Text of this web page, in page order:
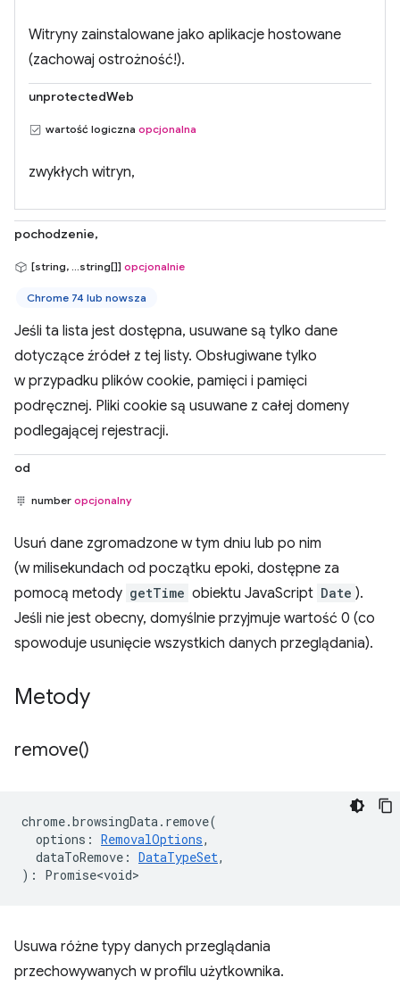
Witryny zainstalowane jako aplikacje hostowane
(zachowaj ostrożność!).
unprotectedWeb
wartość logiczna opcjonalna
zwykłych witryn,
pochodzenie,
[string, ...string[]] opcjonalnie
Chrome 74 lub nowsza
Jeśli ta lista jest dostępna, usuwane są tylko dane
dotyczące źródeł z tej listy. Obsługiwane tylko
w przypadku plików cookie, pamięci i pamięci
podręcznej. Pliki cookie są usuwane z całej domeny
podlegającej rejestracji.
od
number opcjonalny
Usuń dane zgromadzone w tym dniu lub po nim
(w milisekundach od początku epoki, dostępne za
pomocą metody getTime obiektu JavaScript Date ).
Jeśli nie jest obecny, domyślnie przyjmuje wartość 0 (co
spowoduje usunięcie wszystkich danych przeglądania).
Metody
remove()
chrome.browsingData. remove(
options : RemovalOptions,
dataToRemove : DataTypeSet,
) : Promise<void>
Usuwa różne typy danych przeglądania
przechowywanych w profilu użytkownika.